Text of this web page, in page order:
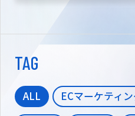
TAG
ALL ECマーケティ